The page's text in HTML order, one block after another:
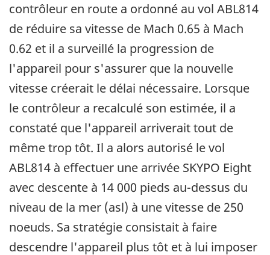
contrôleur en route a ordonné au vol ABL814
de réduire sa vitesse de Mach 0.65 à Mach
0.62 et il a surveillé la progression de
l'appareil pour s'assurer que la nouvelle
vitesse créerait le délai nécessaire. Lorsque
le contrôleur a recalculé son estimée, il a
constaté que l'appareil arriverait tout de
même trop tôt. Il a alors autorisé le vol
ABL814 à effectuer une arrivée SKYPO Eight
avec descente à 14 000 pieds au-dessus du
niveau de la mer (asl) à une vitesse de 250
noeuds. Sa stratégie consistait à faire
descendre l'appareil plus tôt et à lui imposer